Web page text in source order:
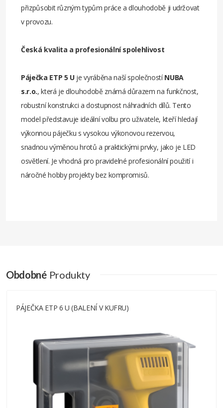
přizpůsobit různým typům práce a dlouhodobě ji udržovat
v provozu.
Česká kvalita a profesionální spolehlivost
Páječka ETP 5 Uje vyráběna naší společnostíNUBA
s.r.o., která je dlouhodobě známá důrazem na funkčnost,
robustní konstrukci a dostupnost náhradních dílů. Tento
model představuje ideální volbu pro uživatele, kteří hledají
výkonnou páječku s vysokou výkonovou rezervou,
snadnou výměnou hrotů a praktickými prvky, jako je LED
osvětlení. Je vhodná pro pravidelné profesionální použití i
náročné hobby projekty bez kompromisů.
Balení
Obdobné Produkty
PÁJEČKA ETP 6 U (BALENÍ V KUFRU)